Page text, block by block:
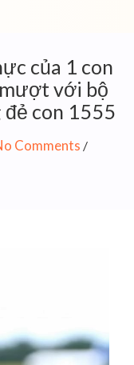
của 1 con
với bộ
đẻ con 1555
Comments /